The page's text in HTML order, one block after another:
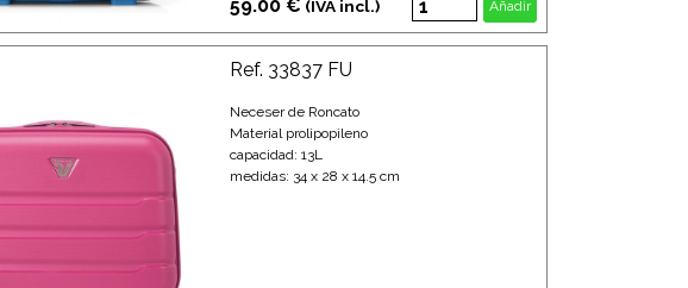
59.00 € (IVA incl.) Añadir
Ref. 33837 FU
Neceser de Roncato
Material prolipopileno
capacidad: 13L
medidas: 34 x 28 x 14.5 cm